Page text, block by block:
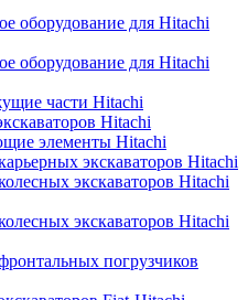
оборудование для Hitachi
оборудование для Hitachi
части Hitachi
Hitachi
элементы Hitachi
экскаваторов Hitachi
экскаваторов Hitachi
экскаваторов Hitachi
погрузчиков